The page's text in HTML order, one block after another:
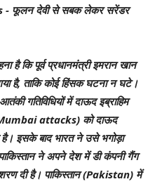
है कि पूर्व प्रधानमंत्री इमरान खान
है, ताकि कोई हिंसक घटना न घटे।
गतिविधियों में दाऊद इब्राहिम
attacks) को दाऊद
इसके बाद भारत ने उसे भगोड़ा
पाकिस्तान ने अपने देश में डी कंपनी गैंग
दी है। पाकिस्तान (Pakistan) में